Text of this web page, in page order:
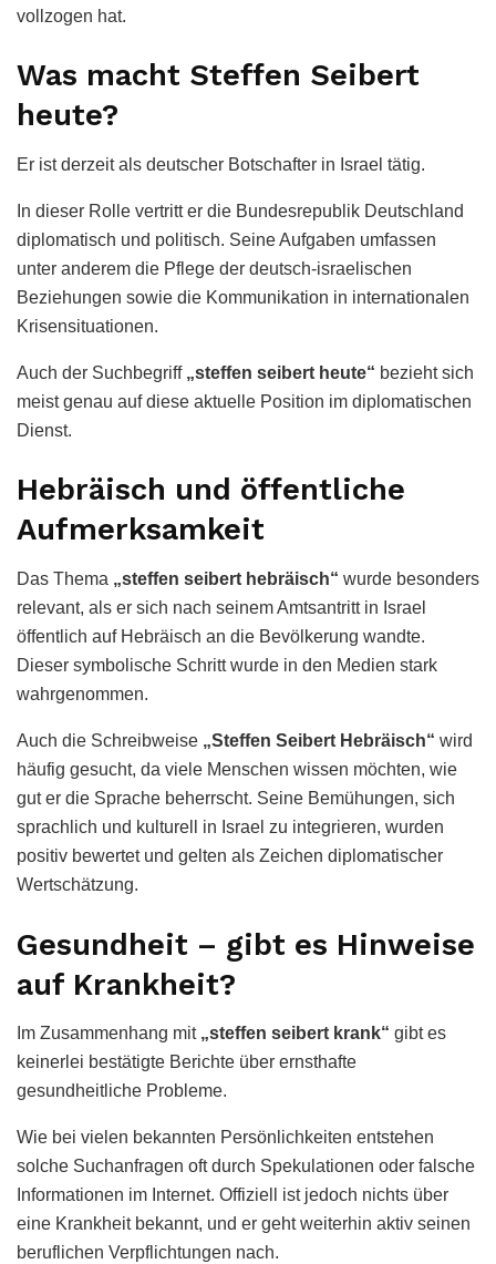
vollzogen hat.
Was macht Steffen Seibert
heute?
Er ist derzeit als deutscher Botschafter in Israel tätig.
In dieser Rolle vertritt er die Bundesrepublik Deutschland
diplomatisch und politisch. Seine Aufgaben umfassen
unter anderem die Pflege der deutsch-israelischen
Beziehungen sowie die Kommunikation in internationalen
Krisensituationen.
Auch der Suchbegriff „steffen seibert heute“ bezieht sich
meist genau auf diese aktuelle Position im diplomatischen
Dienst.
Hebräisch und öffentliche
Aufmerksamkeit
Das Thema „steffen seibert hebräisch“ wurde besonders
relevant, als er sich nach seinem Amtsantritt in Israel
öffentlich auf Hebräisch an die Bevölkerung wandte.
Dieser symbolische Schritt wurde in den Medien stark
wahrgenommen.
Auch die Schreibweise „Steffen Seibert Hebräisch“ wird
häufig gesucht, da viele Menschen wissen möchten, wie
gut er die Sprache beherrscht. Seine Bemühungen, sich
sprachlich und kulturell in Israel zu integrieren, wurden
positiv bewertet und gelten als Zeichen diplomatischer
Wertschätzung.
Gesundheit – gibt es Hinweise
auf Krankheit?
Im Zusammenhang mit „steffen seibert krank“ gibt es
keinerlei bestätigte Berichte über ernsthafte
gesundheitliche Probleme.
Wie bei vielen bekannten Persönlichkeiten entstehen
solche Suchanfragen oft durch Spekulationen oder falsche
Informationen im Internet. Offiziell ist jedoch nichts über
eine Krankheit bekannt, und er geht weiterhin aktiv seinen
beruflichen Verpflichtungen nach.